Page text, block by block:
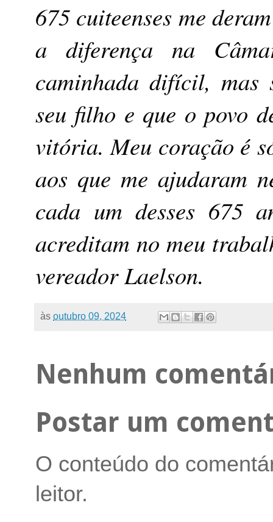
675 cuiteenses me
a diferença na
caminhada difícil, mas
seu filho e que o povo
vitória. Meu coração é
aos que me ajudaram
cada um desses 675
acreditam no meu
vereador Laelson.
às outubro 09, 2024
Nenhum
Postar um
O conteúdo do
leitor.